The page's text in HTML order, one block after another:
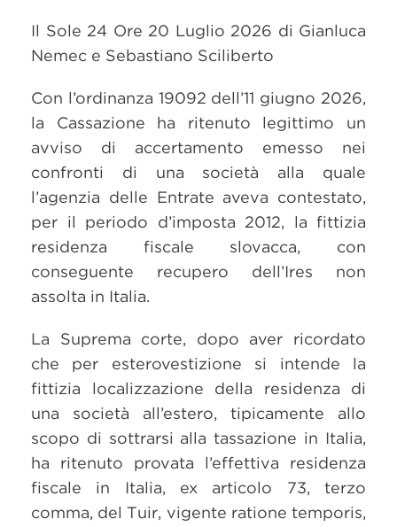
Il Sole 24 Ore 20 Luglio 2026 di Gianluca
Nemec e Sebastiano Sciliberto
Con l’ordinanza 19092 dell’11 giugno 2026,
la Cassazione ha ritenuto legittimo un
avviso di accertamento emesso nei
confronti di una società alla quale
l’agenzia delle Entrate aveva contestato,
per il periodo d’imposta 2012, la fittizia
residenza fiscale slovacca, con
conseguente recupero dell’Ires non
assolta in Italia.
La Suprema corte, dopo aver ricordato
che per esterovestizione si intende la
fittizia localizzazione della residenza di
una società all’estero, tipicamente allo
scopo di sottrarsi alla tassazione in Italia,
ha ritenuto provata l’effettiva residenza
fiscale in Italia, ex articolo 73, terzo
comma, del Tuir, vigente ratione temporis,